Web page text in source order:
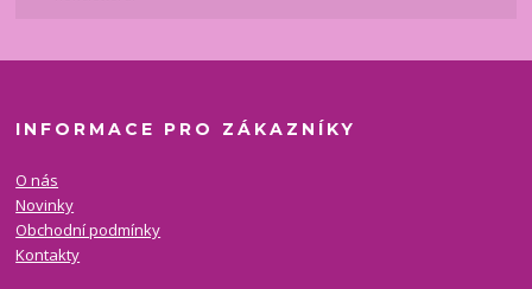
INFORMACE PRO ZÁKAZNÍKY
O nás
Novinky
Obchodní podmínky
Kontakty